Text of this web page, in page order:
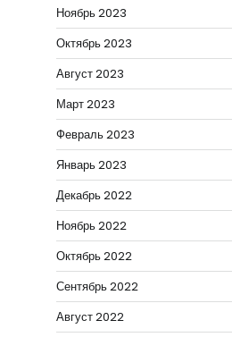
Ноябрь 2023
Октябрь 2023
Август 2023
Март 2023
Февраль 2023
Январь 2023
Декабрь 2022
Ноябрь 2022
Октябрь 2022
Сентябрь 2022
Август 2022